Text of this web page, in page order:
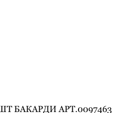
БАКАРДИ АРТ.0097463